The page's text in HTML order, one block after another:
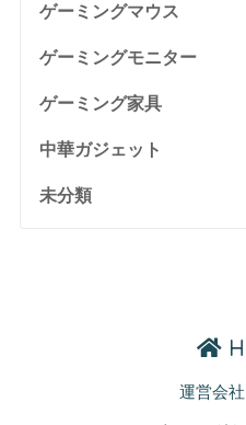
ゲーミングマウス
ゲーミングモニター
ゲーミング家具
中華ガジェット
未分類
運営会